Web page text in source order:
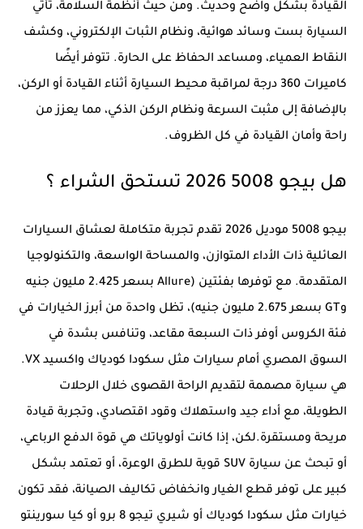
القيادة بشكل واضح وحديث. ومن حيث أنظمة السلامة، تأتي
السيارة بست وسائد هوائية، ونظام الثبات الإلكتروني، وكشف
النقاط العمياء، ومساعد الحفاظ على الحارة. تتوفر أيضًا
كاميرات 360 درجة لمراقبة محيط السيارة أثناء القيادة أو الركن،
بالإضافة إلى مثبت السرعة ونظام الركن الذكي، مما يعزز من
راحة وأمان القيادة في كل الظروف.
هل بيجو 5008 2026 تستحق الشراء ؟
بيجو 5008 موديل 2026 تقدم تجربة متكاملة لعشاق السيارات
العائلية ذات الأداء المتوازن، والمساحة الواسعة، والتكنولوجيا
المتقدمة. مع توفرها بفئتين (Allure بسعر 2.425 مليون جنيه
وGT بسعر 2.675 مليون جنيه)، تظل واحدة من أبرز الخيارات في
فئة الكروس أوفر ذات السبعة مقاعد، وتنافس بشدة في
السوق المصري أمام سيارات مثل سكودا كودياك واكسيد VX.
هي سيارة مصممة لتقديم الراحة القصوى خلال الرحلات
الطويلة، مع أداء جيد واستهلاك وقود اقتصادي، وتجربة قيادة
مريحة ومستقرة.لكن، إذا كانت أولوياتك هي قوة الدفع الرباعي،
أو تبحث عن سيارة SUV قوية للطرق الوعرة، أو تعتمد بشكل
كبير على توفر قطع الغيار وانخفاض تكاليف الصيانة، فقد تكون
خيارات مثل سكودا كودياك أو شيري تيجو 8 برو أو كيا سورينتو